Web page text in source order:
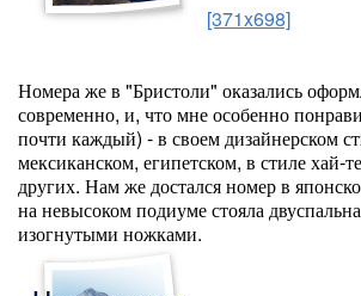
[371x698]
Номера же в "Бристоли" оказались
современно, и, что мне особенно
почти каждый) - в своем дизайнерском
мексиканском, египетском, в стиле хай-
других. Нам же достался номер в
на невысоком подиуме стояла
изогнутыми ножками.